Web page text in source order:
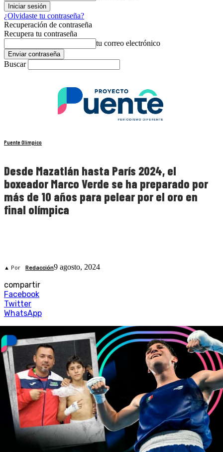
¿Olvidaste tu contraseña?
Recuperación de contraseña
Recupera tu contraseña
tu correo electrónico
Buscar
Puente Olímpico
Desde Mazatlán hasta París 2024, el
boxeador Marco Verde se ha preparado por
más de 10 años para pelear por el oro en
final olímpica
▲ Por Redacción9 agosto, 2024
compartir
Facebook
Twitter
WhatsApp